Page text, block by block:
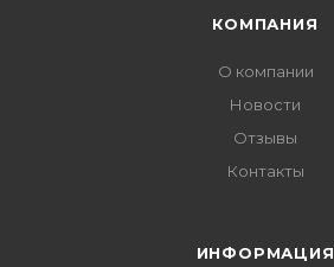
КОМПАНИЯ
О компании
Новости
Отзывы
Контакты
ИНФОРМАЦИЯ